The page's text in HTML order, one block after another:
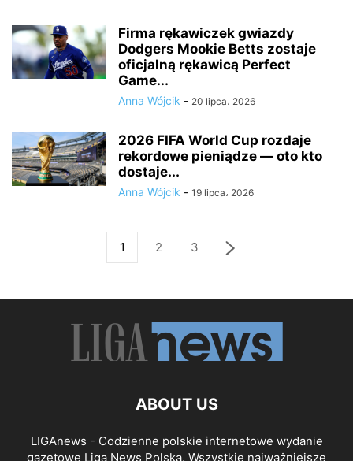
Firma rękawiczek gwiazdy
Dodgers Mookie Betts zostaje
oficjalną rękawicą Perfect
Game...
Anna Wójcik - 20 lipca، 2026
2026 FIFA World Cup rozdaje
rekordowe pieniądze — oto kto
dostaje...
Anna Wójcik - 19 lipca، 2026
1 2 3
ABOUT US
LIGAnews - Codzienne polskie internetowe wydanie
gazetowe Liga News Polska. Wszystkie najważniejsze